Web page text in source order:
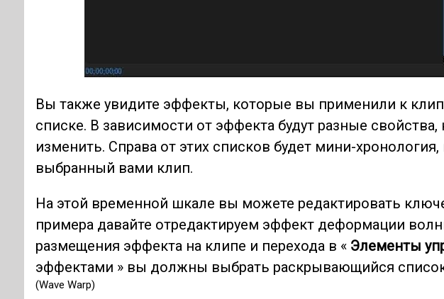
Вы также увидите эффекты, которые вы применили к
списке. В зависимости от эффекта будут разные
изменить. Справа от этих списков будет мини-
выбранный вами клип.
На этой временной шкале вы можете редактировать
примера давайте отредактируем эффект деформации
размещения эффекта на клипе и перехода в « Элементы
эффектами » вы должны выбрать раскрывающийся
(Wave Warp)